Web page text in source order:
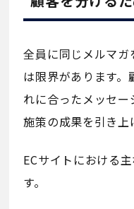
全員に同じメルマ
は限界があります。
れに合ったメッセ
施策の成果を引き上
ECサイトにおける
す。